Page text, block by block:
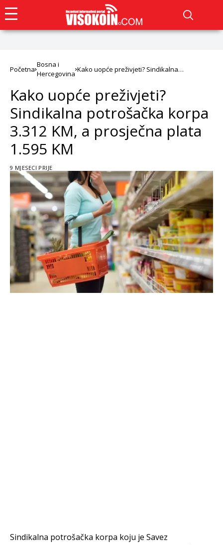
Početna
Bosna i
Hercegovina
Kako uopće preživjeti? Sindikalna
plata 1.595 KM
Kako uopće preživjeti?
Sindikalna potrošačka korpa
3.312 KM, a prosječna plata
1.595 KM
9 MJESECI PRIJE
Sindikalna potrošačka korpa koju je Savez